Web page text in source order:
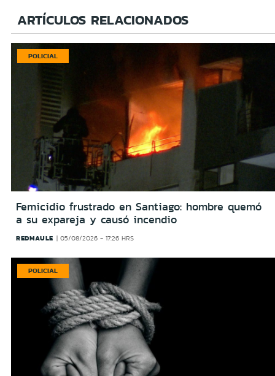
ARTÍCULOS RELACIONADOS
POLICIAL
Femicidio frustrado en Santiago: hombre quemó
a su expareja y causó incendio
REDMAULE 05/08/2026 - 17:26 HRS
POLICIAL